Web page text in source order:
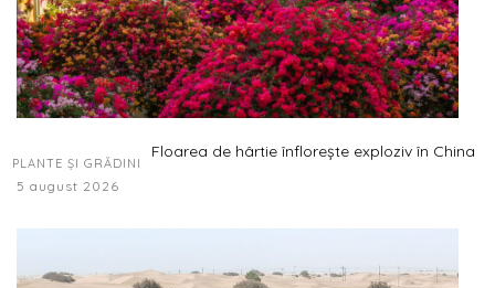
PLANTE ȘI GRĂDINI
Floarea de hârtie înflorește exploziv în China
5 august 2026